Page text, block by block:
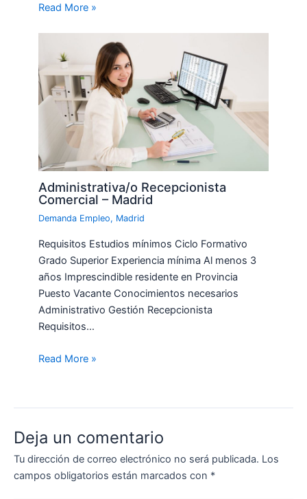
Read More »
Administrativa/o Recepcionista
Comercial – Madrid
Demanda Empleo, Madrid
Requisitos Estudios mínimos Ciclo Formativo
Grado Superior Experiencia mínima Al menos 3
años Imprescindible residente en Provincia
Puesto Vacante Conocimientos necesarios
Administrativo Gestión Recepcionista
Requisitos…
Read More »
Deja un comentario
Tu dirección de correo electrónico no será publicada. Los
campos obligatorios están marcados con *